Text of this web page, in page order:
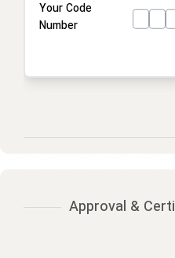
Your Code
Number
Approval &